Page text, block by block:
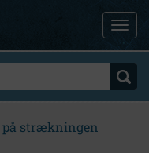
på strækningen